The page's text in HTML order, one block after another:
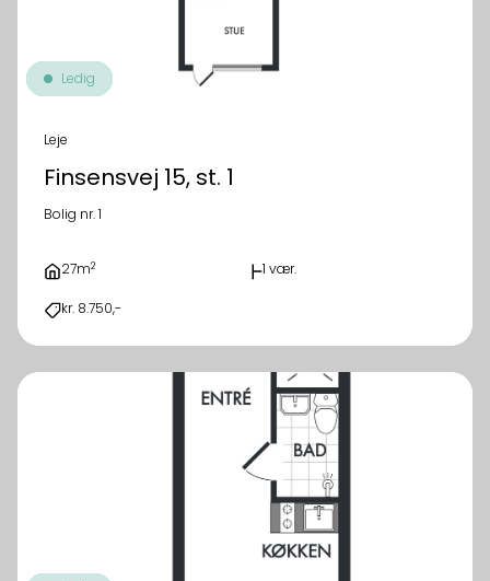
Ledig
Leje
Finsensvej 15, st. 1
Bolig nr. 1
27m2 1 vær.
kr. 8.750,-